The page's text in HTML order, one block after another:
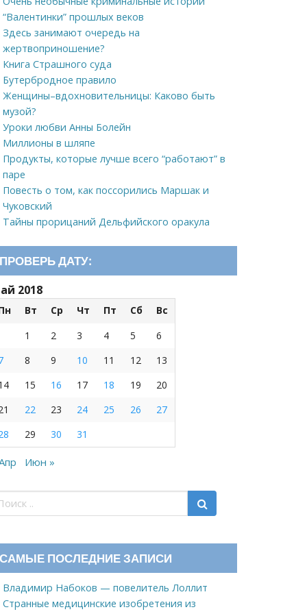
“Валентинки” прошлых веков
Здесь занимают очередь на
жертвоприношение?
Книга Страшного суда
Бутербродное правило
Женщины–вдохновительницы: Каково быть
музой?
Уроки любви Анны Болейн
Миллионы в шляпе
Продукты, которые лучше всего “работают” в
паре
Повесть о том, как поссорились Маршак и
Чуковский
Тайны прорицаний Дельфийского оракула
ПРОВЕРЬ ДАТУ:
2018
Вт Ср Чт Пт Сб
Вс
1
2 3 4 5
6
8 9 10 11 12
13
15 16 17 18 19
20
22 23 24 25 26
27
29 30 31
Июн »
САМЫЕ ПОСЛЕДНИЕ ЗАПИСИ
Владимир Набоков — повелитель Лоллит
Странные медицинские изобретения из